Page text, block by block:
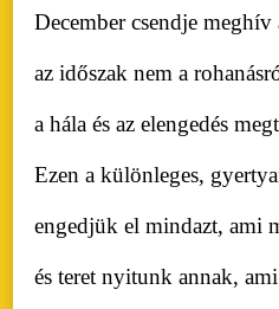
December csendje
az időszak nem a
a hála és az elengedés
Ezen a különleges,
engedjük el mindazt, ami
és teret nyitunk annak,